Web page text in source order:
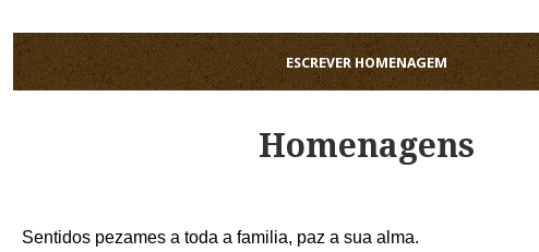
ESCREVER HOMENAGEM
Homenagens
Sentidos pezames a toda a familia, paz a sua alma.